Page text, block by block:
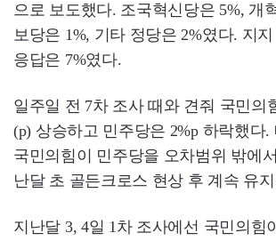
으로 보도했다. 조국혁신당은 5%, 개
보당은 1%, 기타 정당은 2%였다. 지
응답은 7%였다.
일주일 전 7차 조사 때와 견줘 국민의
(p) 상승하고 민주당은 2%p 하락했다.
국민의힘이 민주당을 오차범위 밖에
난달 초 골든크로스 현상 후 계속 유
지난달 3, 4일 1차 조사에선 국민의힘